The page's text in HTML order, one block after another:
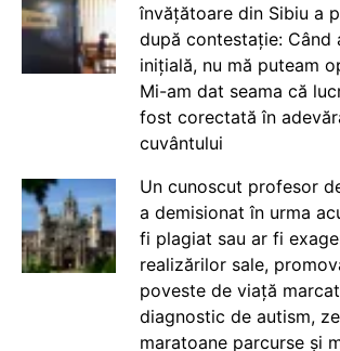
învățătoare din Sibiu a
după contestație: Când
inițială, nu mă puteam
Mi-am dat seama că
fost corectată în
cuvântului
Un cunoscut profesor
a demisionat în urma
fi plagiat sau ar fi
realizărilor sale,
poveste de viață
diagnostic de autism,
maratoane parcurse și